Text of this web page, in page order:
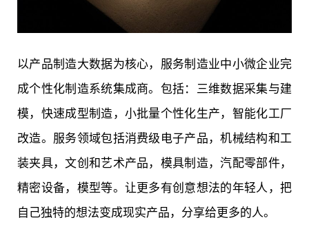
以产品制造大数据为核心，服务制造业中小微企业完
成个性化制造系统集成商。包括：三维数据采集与建
模，快速成型制造，小批量个性化生产，智能化工厂
改造。服务领域包括消费级电子产品，机械结构和工
装夹具，文创和艺术产品，模具制造，汽配零部件，
精密设备，模型等。让更多有创意想法的年轻人，把
自己独特的想法变成现实产品，分享给更多的人。